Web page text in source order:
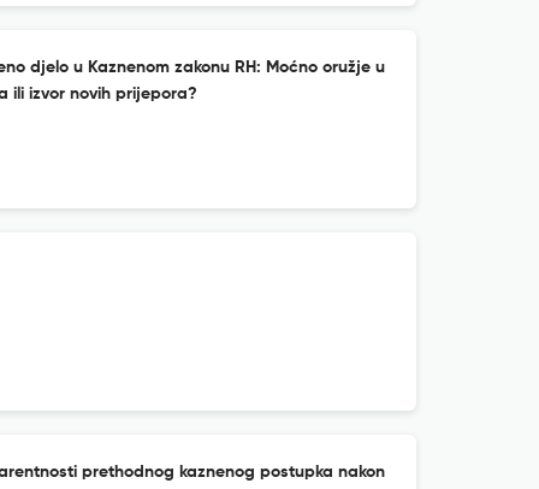
djelo u Kaznenom zakonu RH: Moćno oružje u
ili izvor novih prijepora?
prethodnog kaznenog postupka nakon